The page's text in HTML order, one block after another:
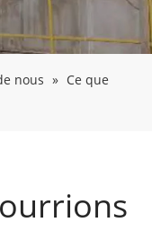
nous » Ce que